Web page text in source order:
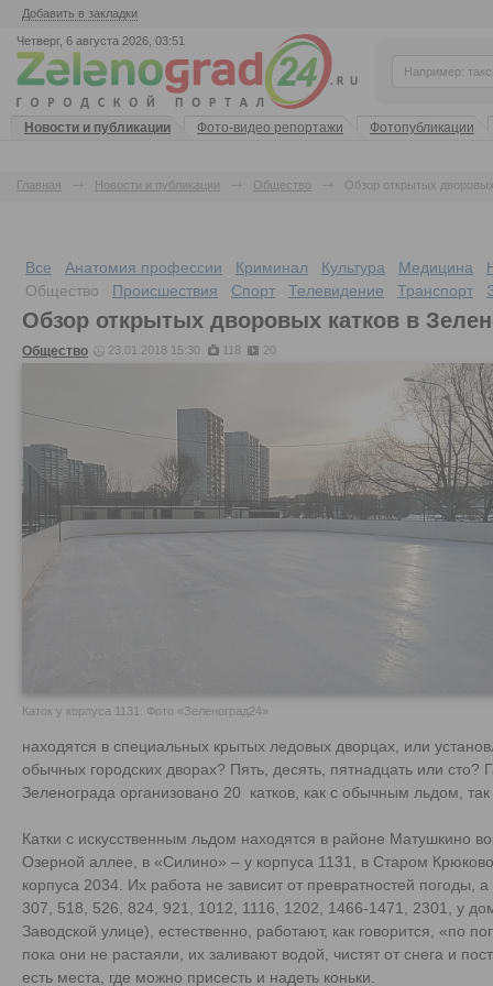
Добавить в закладки
Четверг, 6 августа 2026, 03:51
Новости и публикации Фото-видео репортажи Фотопубликации
Главная Новости и публикации Общество Обзор открытых
Все Анатомия профессии Криминал Культура Медицина
Общество
Происшествия Спорт Телевидение Транспорт
Обзор открытых дворовых катков в
Общество 23.01.2018 15:30 118 20
Каток у корпуса 1131. Фото «Зеленоград24»
находятся в специальных крытых ледовых дворцах, или
обычных городских дворах? Пять, десять, пятнадцать или сто?
Зеленограда организовано 20 катков, как с обычным льдом,
Катки с искусственным льдом находятся в районе Матушкино
Озерной аллее, в «Силино» – у корпуса 1131, в Старом
корпуса 2034. Их работа не зависит от превратностей погоды,
307, 518, 526, 824, 921, 1012, 1116, 1202, 1466-1471, 2301, у
Заводской улице), естественно, работают, как говорится, «по
пока они не растаяли, их заливают водой, чистят от снега и
есть места, где можно присесть и надеть коньки.